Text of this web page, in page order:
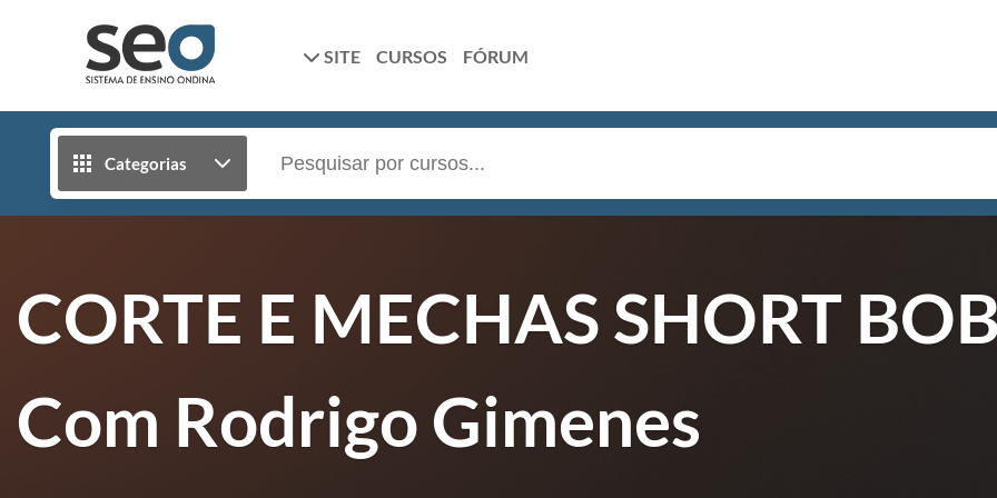
SITE CURSOS FÓRUM
Categorias
CORTE E MECHAS SHORT
Com Rodrigo Gimenes